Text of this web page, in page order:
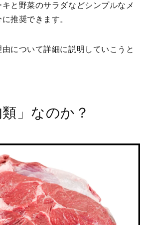
キと野菜のサラダなどシンプルなメ
推奨できます。
由について詳細に説明していこうと
」なのか？